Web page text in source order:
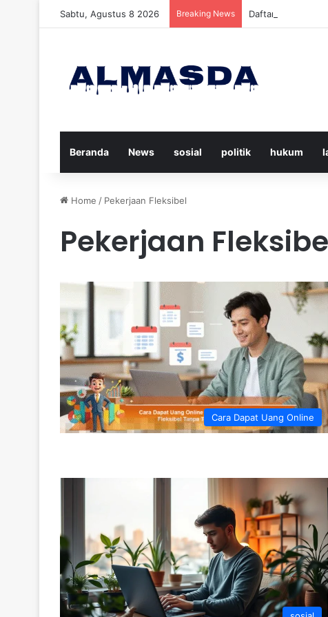
Sabtu, Agustus 8 2026 Breaking News Daftar Nama
Beranda News sosial politik hukum
Home / Pekerjaan Fleksibel
Pekerjaan
Cara Dapat Uang Online